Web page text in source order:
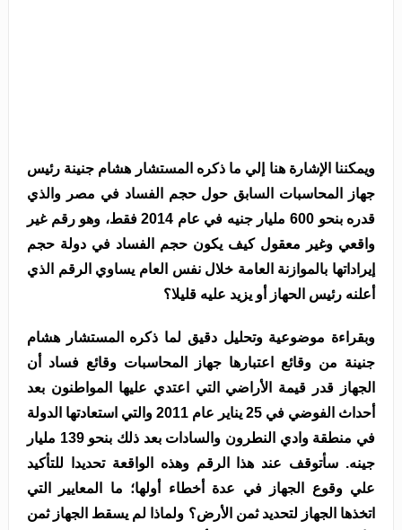
ويمكننا الإشارة هنا إلي ما ذكره المستشار هشام جنينة رئيس
جهاز المحاسبات السابق حول حجم الفساد في مصر والذي
قدره بنحو 600 مليار جنيه في عام 2014 فقط، وهو رقم غير
واقعي وغير معقول كيف يكون حجم الفساد في دولة حجم
إيراداتها بالموازنة العامة خلال نفس العام يساوي الرقم الذي
أعلنه رئيس الحهاز أو يزيد عليه قليلا؟
وبقراءة موضوعية وتحليل دقيق لما ذكره المستشار هشام
جنينة من وقائع اعتبارها جهاز المحاسبات وقائع فساد أن
الجهاز قدر قيمة الأراضي التي اعتدي عليها المواطنون بعد
أحداث الفوضي في 25 يناير عام 2011 والتي استعادتها الدولة
في منطقة وادي النطرون والسادات بعد ذلك بنحو 139 مليار
جينه. سأتوقف عند هذا الرقم وهذه الواقعة تحديدا للتأكيد
علي وقوع الجهاز في عدة أخطاء أولها؛ ما المعايير التي
اتخذها الجهاز لتحديد ثمن الأرض؟ ولماذا لم يسقط الجهاز ثمن